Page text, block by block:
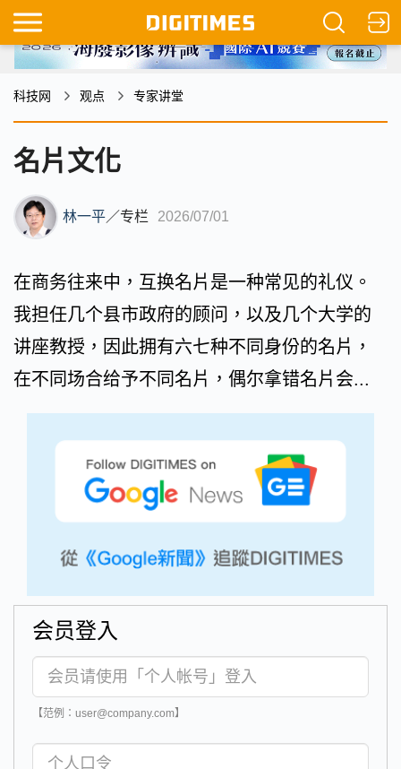
科技网 观点 专家讲堂
名片文化
林一平／专栏 2026/07/01
在商务往来中，互换名片是一种常见的礼仪。
我担任几个县市政府的顾问，以及几个大学的
讲座教授，因此拥有六七种不同身份的名片，
在不同场合给予不同名片，偶尔拿错名片会...
会员登入
【范例：user@company.com】